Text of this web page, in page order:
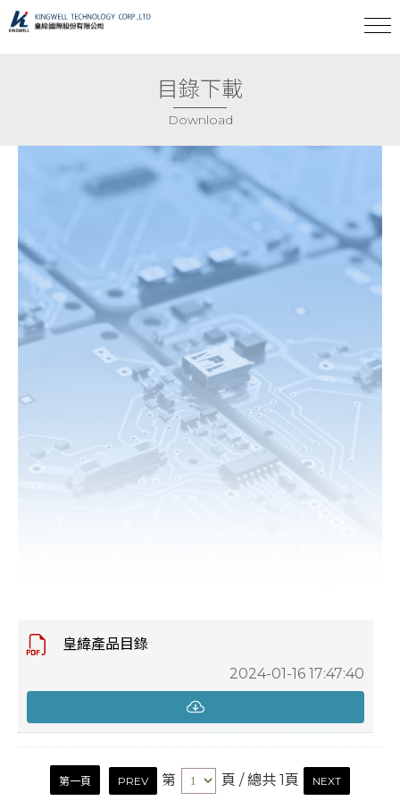
目錄下載
Download
皇緯產品目錄
2024-01-16 17:47:40
第一頁 PREV 第 頁 / 總共 1頁 NEXT